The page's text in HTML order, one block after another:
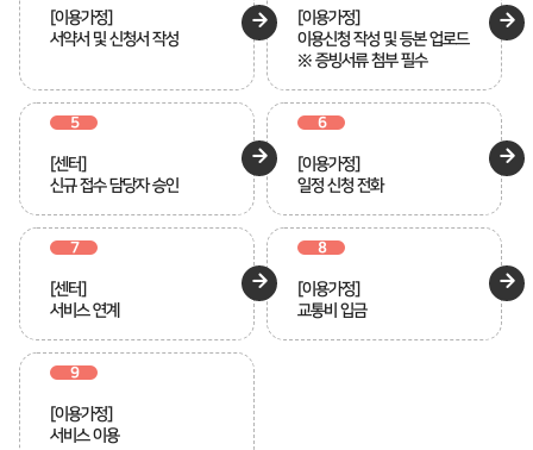
[이용가정]
서약서 및 신청서 작성
[이용가정]
이용신청 작성 및 등본 업로드
※ 증빙서류 첨부 필수
5
[센터]
신규 접수 담당자 승인
6
[이용가정]
일정 신청 전화
7
[센터]
서비스 연계
8
[이용가정]
교통비 입금
9
[이용가정]
서비스 이용